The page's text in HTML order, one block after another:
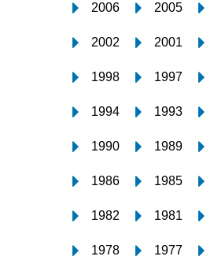
2006 2005
2002 2001
1998 1997
1994 1993
1990 1989
1986 1985
1982 1981
1978 1977